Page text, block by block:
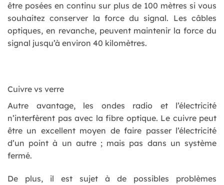
être posées en continu sur plus de 100 mètres si vous
souhaitez conserver la force du signal. Les câbles
optiques, en revanche, peuvent maintenir la force du
signal jusqu’à environ 40 kilomètres.
Cuivre vs verre
Autre avantage, les ondes radio et l’électricité
n’interfèrent pas avec la fibre optique. Le cuivre peut
être un excellent moyen de faire passer l’électricité
d’un point à un autre ; mais pas dans un système
fermé.
De plus, il est sujet à de possibles problèmes